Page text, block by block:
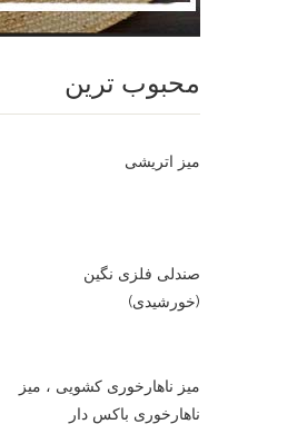
محبوب ترین
میز اتریشی
صندلی فلزی نگین
(خورشیدی)
میز ناهارخوری کشویی ، میز
ناهارخوری باکس دار